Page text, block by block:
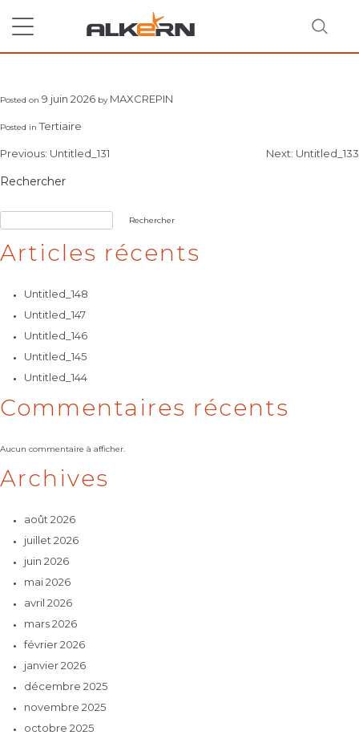
content
RECHERCHER
Posted on 9 juin 2026 by MAXCREPIN
Posted inTertiaire
Navigation
de
Previous: Untitled_131 Next: Untitled_133
Rechercher
Rechercher
Articles récents
Untitled_148
Untitled_147
Untitled_146
Untitled_145
Untitled_144
Commentaires récents
Aucun commentaire à afficher.
Archives
août 2026
juillet 2026
juin 2026
mai 2026
avril 2026
mars 2026
février 2026
janvier 2026
décembre 2025
novembre 2025
octobre 2025